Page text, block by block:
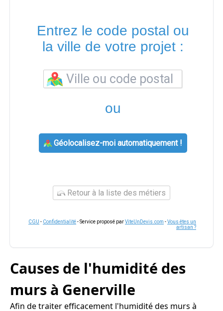
Entrez le code postal ou
la ville de votre projet :
ou
Géolocalisez-moi automatiquement !
Retour à la liste des métiers
CGU - Confidentialité- Service proposé parViteUnDevis.com -Vous êtes un
artisan ?
Causes de l'humidité des
murs à Generville
Afin de traiter efficacement l'humidité des murs à